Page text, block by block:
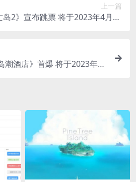
上一篇
2》宣布跳票 将于2023年4月28
潮酒店》首爆 将于2023年发